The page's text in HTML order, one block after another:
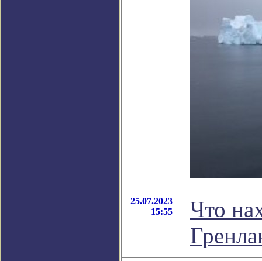
25.07.2023
15:55
Что